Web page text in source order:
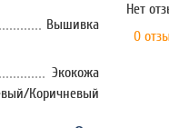
Вышивка
Экокожа
Коричневый
Нет
0